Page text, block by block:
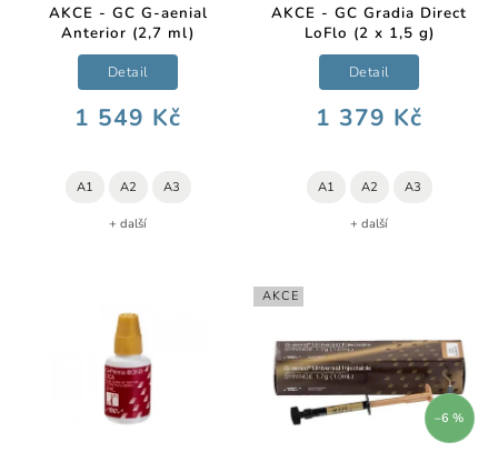
AKCE - GC G-aenial
Anterior (2,7 ml)
1 549 Kč
Detail
A1 A2 A3
+ další
AKCE - GC Gradia Direct
LoFlo (2 x 1,5 g)
1 379 Kč
Detail
A1 A2 A3
+ další
AKCE
–6 %